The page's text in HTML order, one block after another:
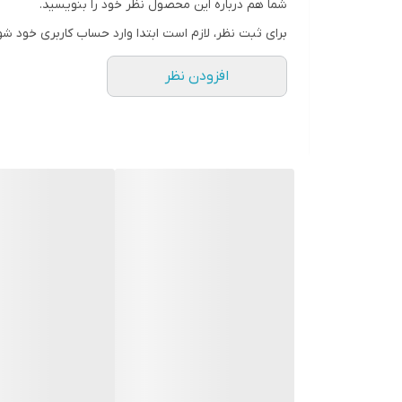
شما هم درباره این محصول نظر خود را بنویسید.
برای ثبت نظر، لازم است ابتدا وارد حساب کاربری خود
افزودن نظر